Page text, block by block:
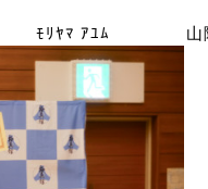
ﾓﾘﾔﾏ ｱﾕﾑ 山